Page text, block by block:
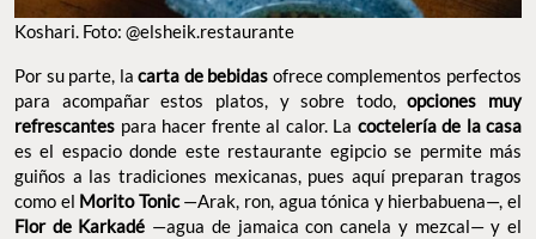
Koshari. Foto: @elsheik.restaurante
Por su parte, lacarta de bebidas ofrece complementos perfectos
para acompañar estos platos, y sobre todo,opciones muy
refrescantes para hacer frente al calor. La coctelería de la casa
es el espacio donde este restaurante egipcio se permite más
guiños a las tradiciones mexicanas, pues aquí preparan tragos
como el Morito Tonic—Arak, ron, agua tónica y hierbabuena—, el
Flor de Karkadé —agua de jamaica con canela y mezcal— y el